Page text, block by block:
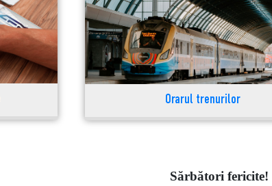
Orarul trenurilor
Sărbători fericite!